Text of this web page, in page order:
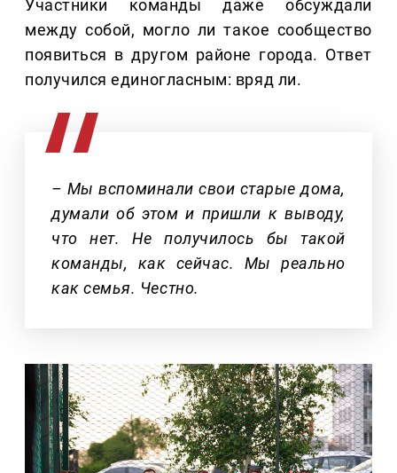
Участники команды даже обсуждали
между собой, могло ли такое сообщество
появиться в другом районе города. Ответ
получился единогласным: вряд ли.
– Мы вспоминали свои старые дома,
думали об этом и пришли к выводу,
что нет. Не получилось бы такой
команды, как сейчас. Мы реально
как семья. Честно.